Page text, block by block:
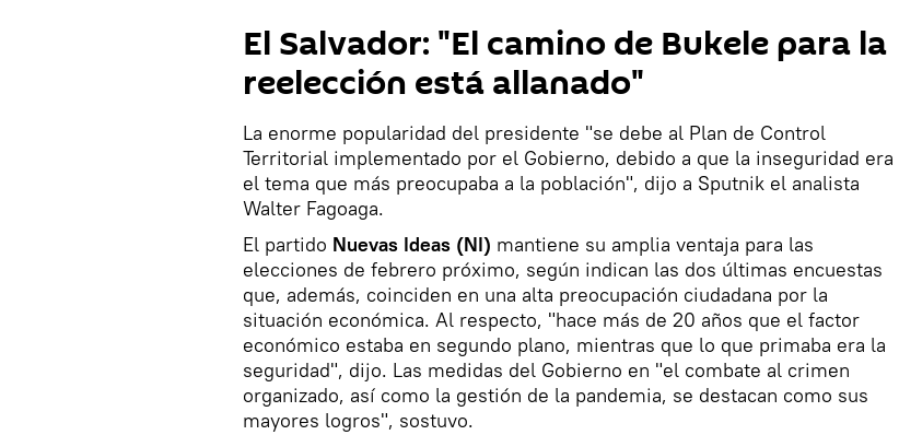
El Salvador: "El camino de Bukele para la
reelección está allanado"
La enorme popularidad del presidente "se debe al Plan de Control
Territorial implementado por el Gobierno, debido a que la inseguridad era
el tema que más preocupaba a la población", dijo a Sputnik el analista
Walter Fagoaga.
El partido Nuevas Ideas (NI) mantiene su amplia ventaja para las
elecciones de febrero próximo, según indican las dos últimas encuestas
que, además, coinciden en una alta preocupación ciudadana por la
situación económica. Al respecto, "hace más de 20 años que el factor
económico estaba en segundo plano, mientras que lo que primaba era la
seguridad", dijo. Las medidas del Gobierno en "el combate al crimen
organizado, así como la gestión de la pandemia, se destacan como sus
mayores logros", sostuvo.